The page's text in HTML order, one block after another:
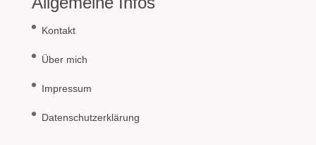
Kontakt
Über mich
Impressum
Datenschutzerklärung